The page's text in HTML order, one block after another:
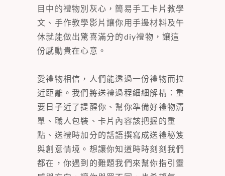
目中的禮物別灰心，簡易手工卡片教學
文、手作教學影片讓你用手邊材料及午
休就能做出驚喜滿分的diy禮物，讓這
份感動貴在心意。
愛禮物相信，人們能透過一份禮物而拉
近距離。我們將送禮過程細細解構：重
要日子近了提醒你、幫你準備好禮物清
單、職人包裝、卡片內容該把握的重
點、送禮時加分的話語撰寫成送禮秘笈
與創意情境。想讓你知道時時刻刻我們
都在，你遇到的難題我們來幫你指引靈